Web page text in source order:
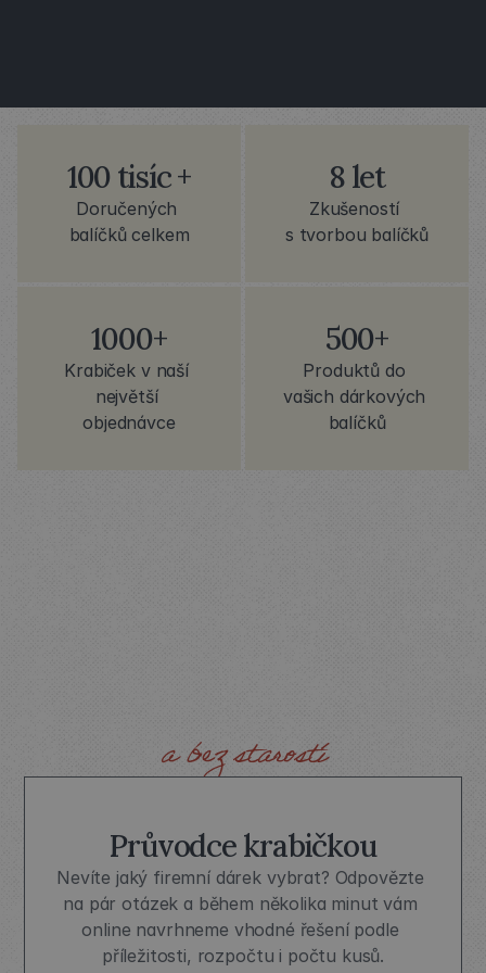
100 tisíc +
Doručených
balíčků celkem
8 let
Zkušeností
s tvorbou balíčků
1000+
Krabiček v naší
největší
objednávce
500+
Produktů do
vašich dárkových
balíčků
ŘEŠENÍ
KLÍČ.
a bez starostí
Průvodce krabičkou
Nevíte jaký firemní dárek vybrat? Odpovězte
na pár otázek a během několika minut vám
online navrhneme vhodné řešení podle
příležitosti, rozpočtu i počtu kusů.